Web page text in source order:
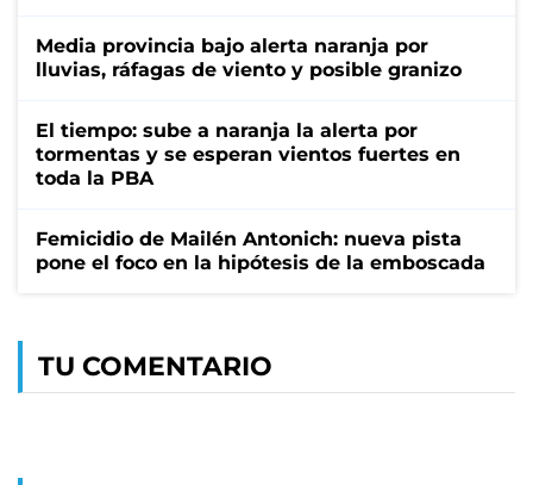
Media provincia bajo alerta naranja por
lluvias, ráfagas de viento y posible granizo
El tiempo: sube a naranja la alerta por
tormentas y se esperan vientos fuertes en
toda la PBA
Femicidio de Mailén Antonich: nueva pista
pone el foco en la hipótesis de la emboscada
TU COMENTARIO